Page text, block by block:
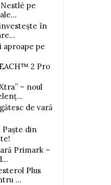
pe
în
aproape pe
2 Pro
– noul
de vară
Paște din
Primark –
Plus
...